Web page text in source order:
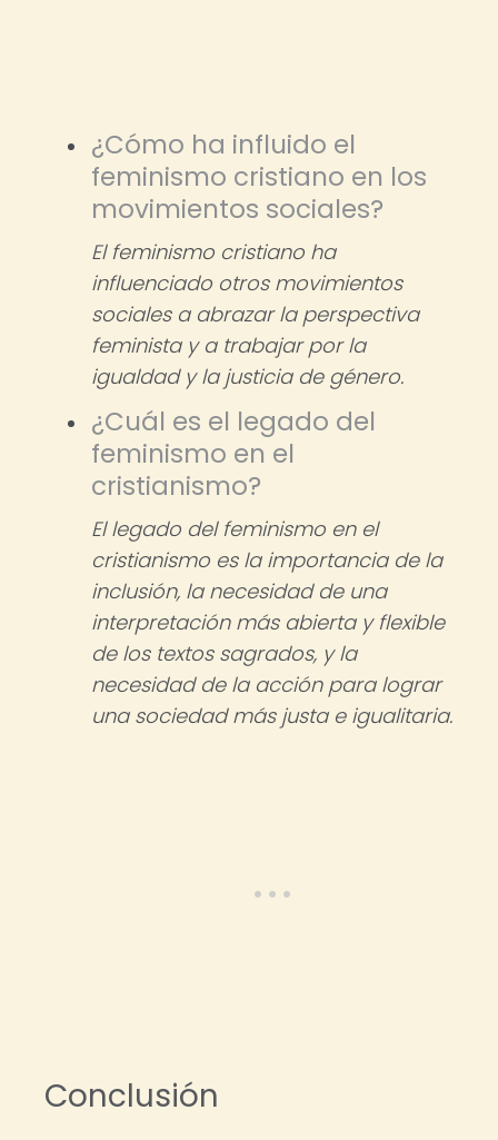
¿Cómo ha influido el
feminismo cristiano en los
movimientos sociales?
El feminismo cristiano ha
influenciado otros movimientos
sociales a abrazar la perspectiva
feminista y a trabajar por la
igualdad y la justicia de género.
¿Cuál es el legado del
feminismo en el
cristianismo?
El legado del feminismo en el
cristianismo es la importancia de la
inclusión, la necesidad de una
interpretación más abierta y flexible
de los textos sagrados, y la
necesidad de la acción para lograr
una sociedad más justa e igualitaria.
Conclusión